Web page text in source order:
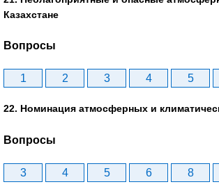
Казахстане
Вопросы
1 2 3 4 5
22. Номинация атмосферных и
Вопросы
3 4 5 6 8